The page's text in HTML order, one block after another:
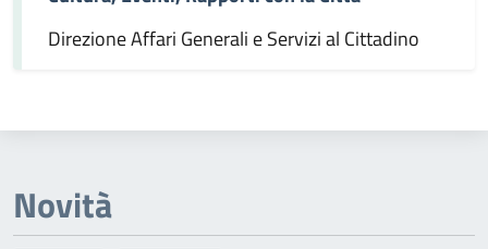
Direzione Affari Generali e Servizi al Cittadino
Novità